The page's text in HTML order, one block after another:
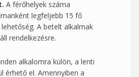
A férőhelyek száma
legfeljebb 15 fő
A betelt alkalmak
rendelkezésre.
alkalomra külön, a lenti
érhető el. Amennyiben a